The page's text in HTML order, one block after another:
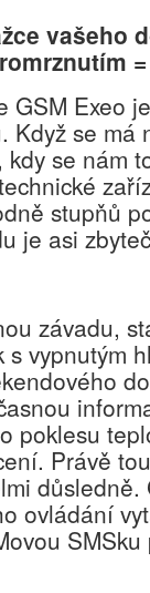
vašeho
GSM Exeo
se má
se nám
stupňů
je asi
závadu,
vypnutým
poklesu
Právě
důsledně.
ovládání